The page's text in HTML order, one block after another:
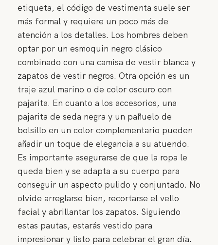
etiqueta, el código de vestimenta suele ser
más formal y requiere un poco más de
atención a los detalles. Los hombres deben
optar por un esmoquin negro clásico
combinado con una camisa de vestir blanca y
zapatos de vestir negros. Otra opción es un
traje azul marino o de color oscuro con
pajarita. En cuanto a los accesorios, una
pajarita de seda negra y un pañuelo de
bolsillo en un color complementario pueden
añadir un toque de elegancia a su atuendo.
Es importante asegurarse de que la ropa le
queda bien y se adapta a su cuerpo para
conseguir un aspecto pulido y conjuntado. No
olvide arreglarse bien, recortarse el vello
facial y abrillantar los zapatos. Siguiendo
estas pautas, estarás vestido para
impresionar y listo para celebrar el gran día.